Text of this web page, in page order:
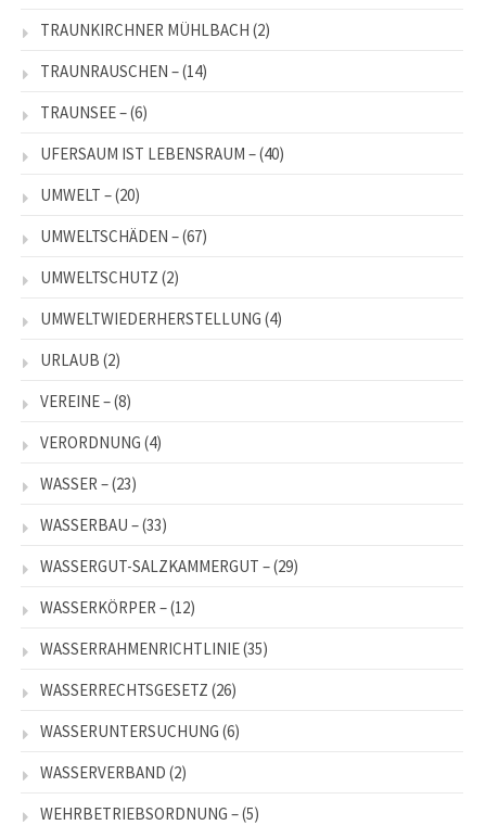
TRAUNKIRCHNER MÜHLBACH (2)
TRAUNRAUSCHEN –(14)
TRAUNSEE –(6)
UFERSAUM IST LEBENSRAUM –(40)
UMWELT –(20)
UMWELTSCHÄDEN –(67)
UMWELTSCHUTZ (2)
UMWELTWIEDERHERSTELLUNG (4)
URLAUB (2)
VEREINE –(8)
VERORDNUNG (4)
WASSER –(23)
WASSERBAU –(33)
WASSERGUT-SALZKAMMERGUT –(29)
WASSERKÖRPER –(12)
WASSERRAHMENRICHTLINIE(35)
WASSERRECHTSGESETZ (26)
WASSERUNTERSUCHUNG (6)
WASSERVERBAND (2)
WEHRBETRIEBSORDNUNG –(5)